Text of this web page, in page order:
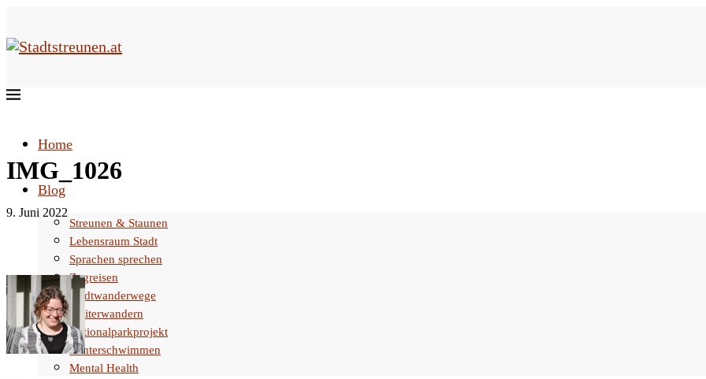
Home
Blog
Streunen & Staunen
Lebensraum Stadt
Sprachen sprechen
Zugreisen
Stadtwanderwege
Weiterwandern
Nationalparkprojekt
Winterschwimmen
Mental Health
IMG_1026
9. Juni 2022